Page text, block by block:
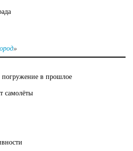
»
в прошлое
самолёты